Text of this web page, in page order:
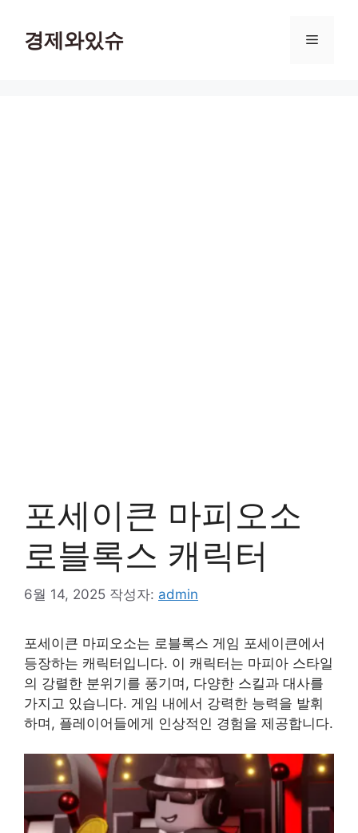
경제와있슈 메
포세이큰 마피오소
로블록스 캐릭터
6월 14, 2025 작성자: admin
포세이큰 마피오소는 로블록스 게임 포세이큰에서
등장하는 캐릭터입니다. 이 캐릭터는 마피아 스타일
의 강렬한 분위기를 풍기며, 다양한 스킬과 대사를
가지고 있습니다. 게임 내에서 강력한 능력을 발휘
하며, 플레이어들에게 인상적인 경험을 제공합니다.